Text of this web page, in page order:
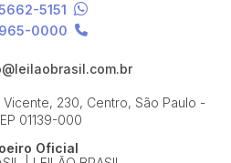
5151
0000
230, Centro, São Paulo -
01139-000
Oficial